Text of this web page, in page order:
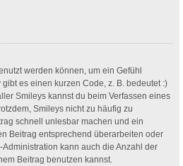
werden können, um ein Gefühl
es einen kurzen Code, z. B. bedeutet :)
Smileys kannst du beim Verfassen eines
Smileys nicht zu häufig zu
schnell unlesbar machen und ein
Beitrag entsprechend überarbeiten oder
kann auch die Anzahl der
Beitrag benutzen kannst.